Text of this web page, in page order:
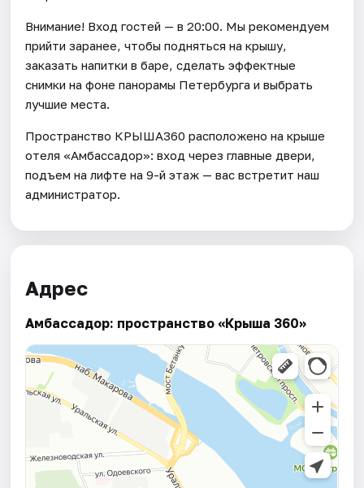
Внимание! Вход гостей — в 20:00. Мы рекомендуем
прийти заранее, чтобы подняться на крышу,
заказать напитки в баре, сделать эффектные
снимки на фоне панорамы Петербурга и выбрать
лучшие места.
Пространство КРЫША360 расположено на крыше
отеля «Амбассадор»: вход через главные двери,
подъем на лифте на 9-й этаж — вас встретит наш
администратор.
Адрес
Амбассадор: пространство «Крыша 360»